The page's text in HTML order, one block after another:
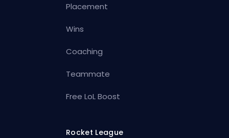
Placement
Wins
Coaching
Teammate
Free LoL Boost
Rocket League